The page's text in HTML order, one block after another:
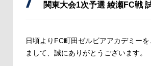
TEAM
MATCH
関東大会1次予選 綾瀬FC戦
日頃よりFC町田ゼルビアアカデミーを
まして、誠にありがとうございます。